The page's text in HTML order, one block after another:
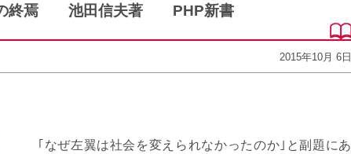
の終焉 池田信夫著 PHP新書
2015年10月 6日
｢なぜ左翼は社会を変えられなかったのか｣と副題にあ